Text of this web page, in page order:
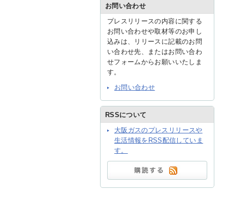
お問い合わせ
プレスリリースの内容に関する
お問い合わせや取材等のお申し
込みは、リリースに記載のお問
い合わせ先、またはお問い合わ
せフォームからお願いいたしま
す。
お問い合わせ
RSSについて
大阪ガスのプレスリリースや
生活情報をRSS配信していま
す。